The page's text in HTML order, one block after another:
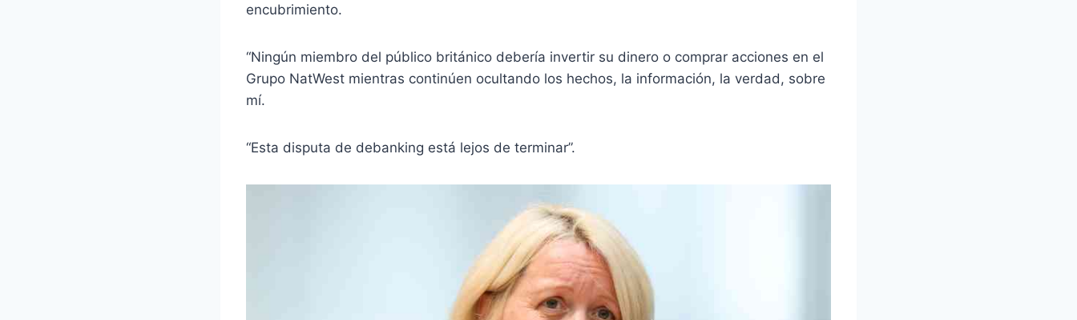
encubrimiento.
“Ningún miembro del público británico debería invertir su dinero o comprar acciones en el
Grupo NatWest mientras continúen ocultando los hechos, la información, la verdad, sobre
mí.
“Esta disputa de debanking está lejos de terminar”.